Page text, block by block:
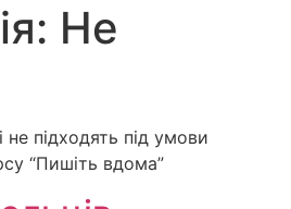
Не
не підходять під умови
“Пишіть вдома”